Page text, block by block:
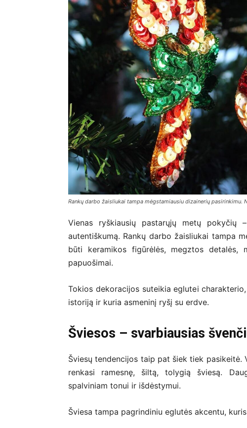
Rankų darbo žaisliukai tampa mėgstamiausiu dizainerių pasirinkimu.
Vienas ryškiausių pastarųjų metų
autentiškumą. Rankų darbo žaisliukai tampa
būti keramikos figūrėlės, megztos detalės,
papuošimai.
Tokios dekoracijos suteikia eglutei
istoriją ir kuria asmeninį ryšį su erdve.
Šviesos – svarbiausias
Šviesų tendencijos taip pat šiek tiek
renkasi ramesnę, šiltą, tolygią šviesą.
spalviniam tonui ir išdėstymui.
Šviesa tampa pagrindiniu eglutės akcentu,